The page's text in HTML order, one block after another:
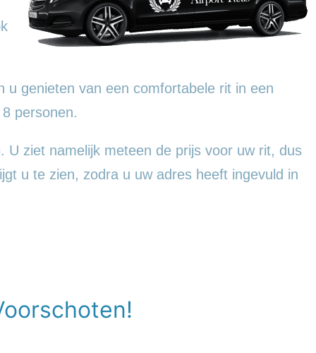
genieten van een comfortabele rit in een
personen.
U ziet namelijk meteen de prijs voor uw rit, dus
u te zien, zodra u uw adres heeft ingevuld in